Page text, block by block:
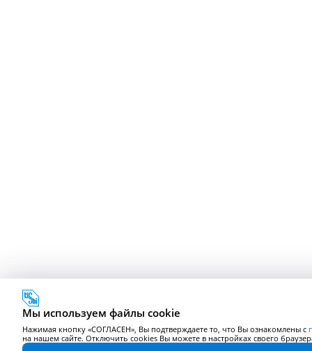
Мы используем файлы cookie
Нажимая кнопку «СОГЛАСЕН», Вы подтверждаете то, что Вы ознакомлены с
на нашем сайте. Отключить cookies Вы можете в настройках своего